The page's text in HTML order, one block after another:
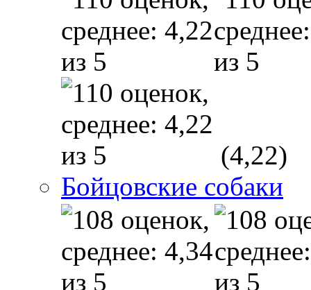
(4,22)
Бойцовские собаки